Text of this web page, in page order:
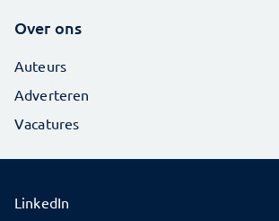
Over ons
Auteurs
Adverteren
Vacatures
LinkedIn